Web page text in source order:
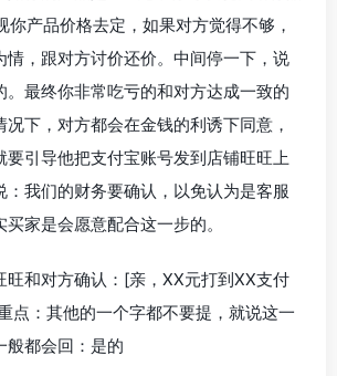
产品价格去定，如果对方觉得不够，
情，跟对方讨价还价。中间停一下，说
。最终你非常吃亏的和对方达成一致的
况下，对方都会在金钱的利诱下同意，
要引导他把支付宝账号发到店铺旺旺上
：我们的财务要确认，以免认为是客服
家是会愿意配合这一步的。
旺和对方确认：[亲，XX元打到XX支付
点：其他的一个字都不要提，就说这一
般都会回：是的